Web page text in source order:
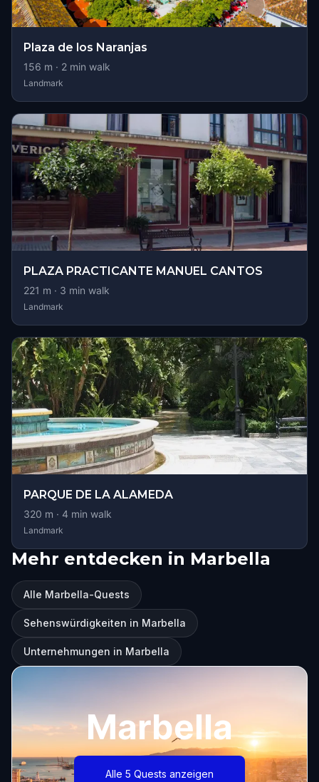
Plaza de los Naranjas
156 m · 2 min walk
Landmark
PLAZA PRACTICANTE MANUEL CANTOS
221 m · 3 min walk
Landmark
PARQUE DE LA ALAMEDA
320 m · 4 min walk
Landmark
Mehr entdecken in Marbella
Alle Marbella-Quests
Sehenswürdigkeiten in Marbella
Unternehmungen in Marbella
Marbella
Alle 5 Quests anzeigen